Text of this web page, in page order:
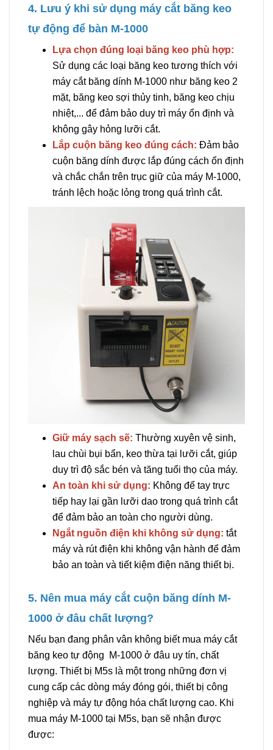
4. Lưu ý khi sử dụng máy cắt băng keo
tự động để bàn M-1000
Lựa chọn đúng loại băng keo phù hợp:
Sử dụng các loại băng keo tương thích với
máy cắt băng dính M-1000 như băng keo 2
mặt, băng keo sợi thủy tinh, băng keo chịu
nhiệt,... để đảm bảo duy trì máy ổn định và
không gây hỏng lưỡi cắt.
Lắp cuộn băng keo đúng cách: Đảm bảo
cuộn băng dính được lắp đúng cách ổn định
và chắc chắn trên trục giữ của máy M-1000,
tránh lệch hoặc lỏng trong quá trình cắt.
Giữ máy sạch sẽ: Thường xuyên vệ sinh,
lau chùi bụi bẩn, keo thừa tại lưỡi cắt, giúp
duy trì độ sắc bén và tăng tuổi thọ của máy.
An toàn khi sử dụng: Không để tay trực
tiếp hay lại gần lưỡi dao trong quá trình cắt
để đảm bảo an toàn cho người dùng.
Ngắt nguồn điện khi không sử dụng: tắt
máy và rút điện khi không vận hành để đảm
bảo an toàn và tiết kiệm điện năng thiết bị.
5. Nên mua máy cắt cuộn băng dính M-
1000 ở đâu chất lượng?
Nếu bạn đang phân vân không biết mua máy cắt
băng keo tự động M-1000 ở đâu uy tín, chất
lượng. Thiết bị M5s là một trong những đơn vị
cung cấp các dòng máy đóng gói, thiết bị công
nghiệp và máy tự động hóa chất lượng cao. Khi
mua máy M-1000 tại M5s, bạn sẽ nhận được
được: